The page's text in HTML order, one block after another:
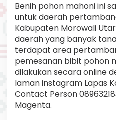
Benih pohon mahoni ini
untuk daerah
Kabupaten Morowali
daerah yang banyak
terdapat area
pemesanan bibit pohon
dilakukan secara online
laman instagram Lapas
Contact Person
Magenta.